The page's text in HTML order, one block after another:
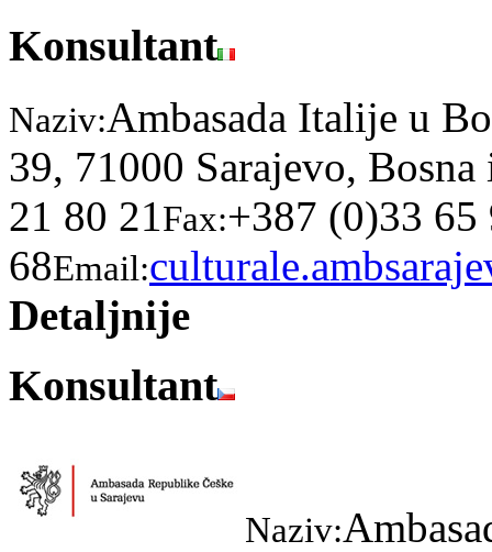
Konsultant
Naziv:Ambasada Italije u
39, 71000 Sarajevo,
21 80 21 Fax:+387 (0)33 65
68Email:
Detaljnije
Konsultant
Naziv: